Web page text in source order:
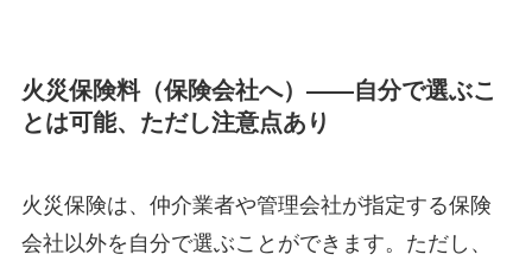
火災保険料（保険会社へ）——自分で選ぶこ
とは可能、ただし注意点あり
火災保険は、仲介業者や管理会社が指定する保険
会社以外を自分で選ぶことができます。ただし、